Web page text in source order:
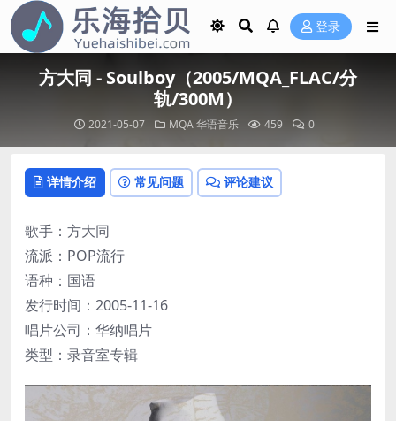
登录
方大同 - Soulboy（2005/MQA_FLAC/分
轨/300M）
2021-05-07 MQA华语音乐 459 0
详情介绍 常见问题 评论建议
歌手：方大同
流派：POP流行
语种：国语
发行时间：2005-11-16
唱片公司：华纳唱片
类型：录音室专辑